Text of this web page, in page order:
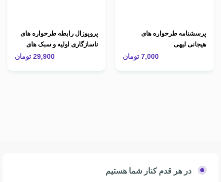
پرسشنامه طرحواره های
هیجانی لیهی
7,000 تومان
پروپوزال رابطه طرحواره های
ناسازگاری اولیه و سبک های
29,900 تومان
در هر قدم کنار شما هستیم